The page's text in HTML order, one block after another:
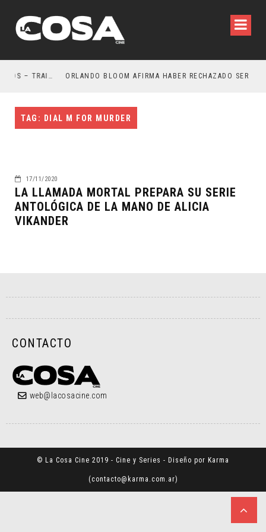
LA NOCHE DEL DEMONIO: ESTÁN ENTRE NOSOTROS – TRAILER FINAL ORLANDO BLOOM AFIRMA HABER RECHAZADO SER
TAG: DIAL M FOR MURDER
17/11/2020
LA LLAMADA MORTAL PREPARA SU SERIE
ANTOLÓGICA DE LA MANO DE ALICIA
VIKANDER
CONTACTO
web@lacosacine.com
© La Cosa Cine 2019 - Cine y Series - Diseño por Karma
(contacto@karma.com.ar)